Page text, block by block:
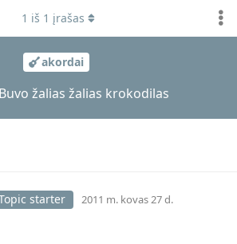
akordai
žalias žalias krokodilas
1 iš 1 įrašas
starter 2011 m. kovas 27 d.